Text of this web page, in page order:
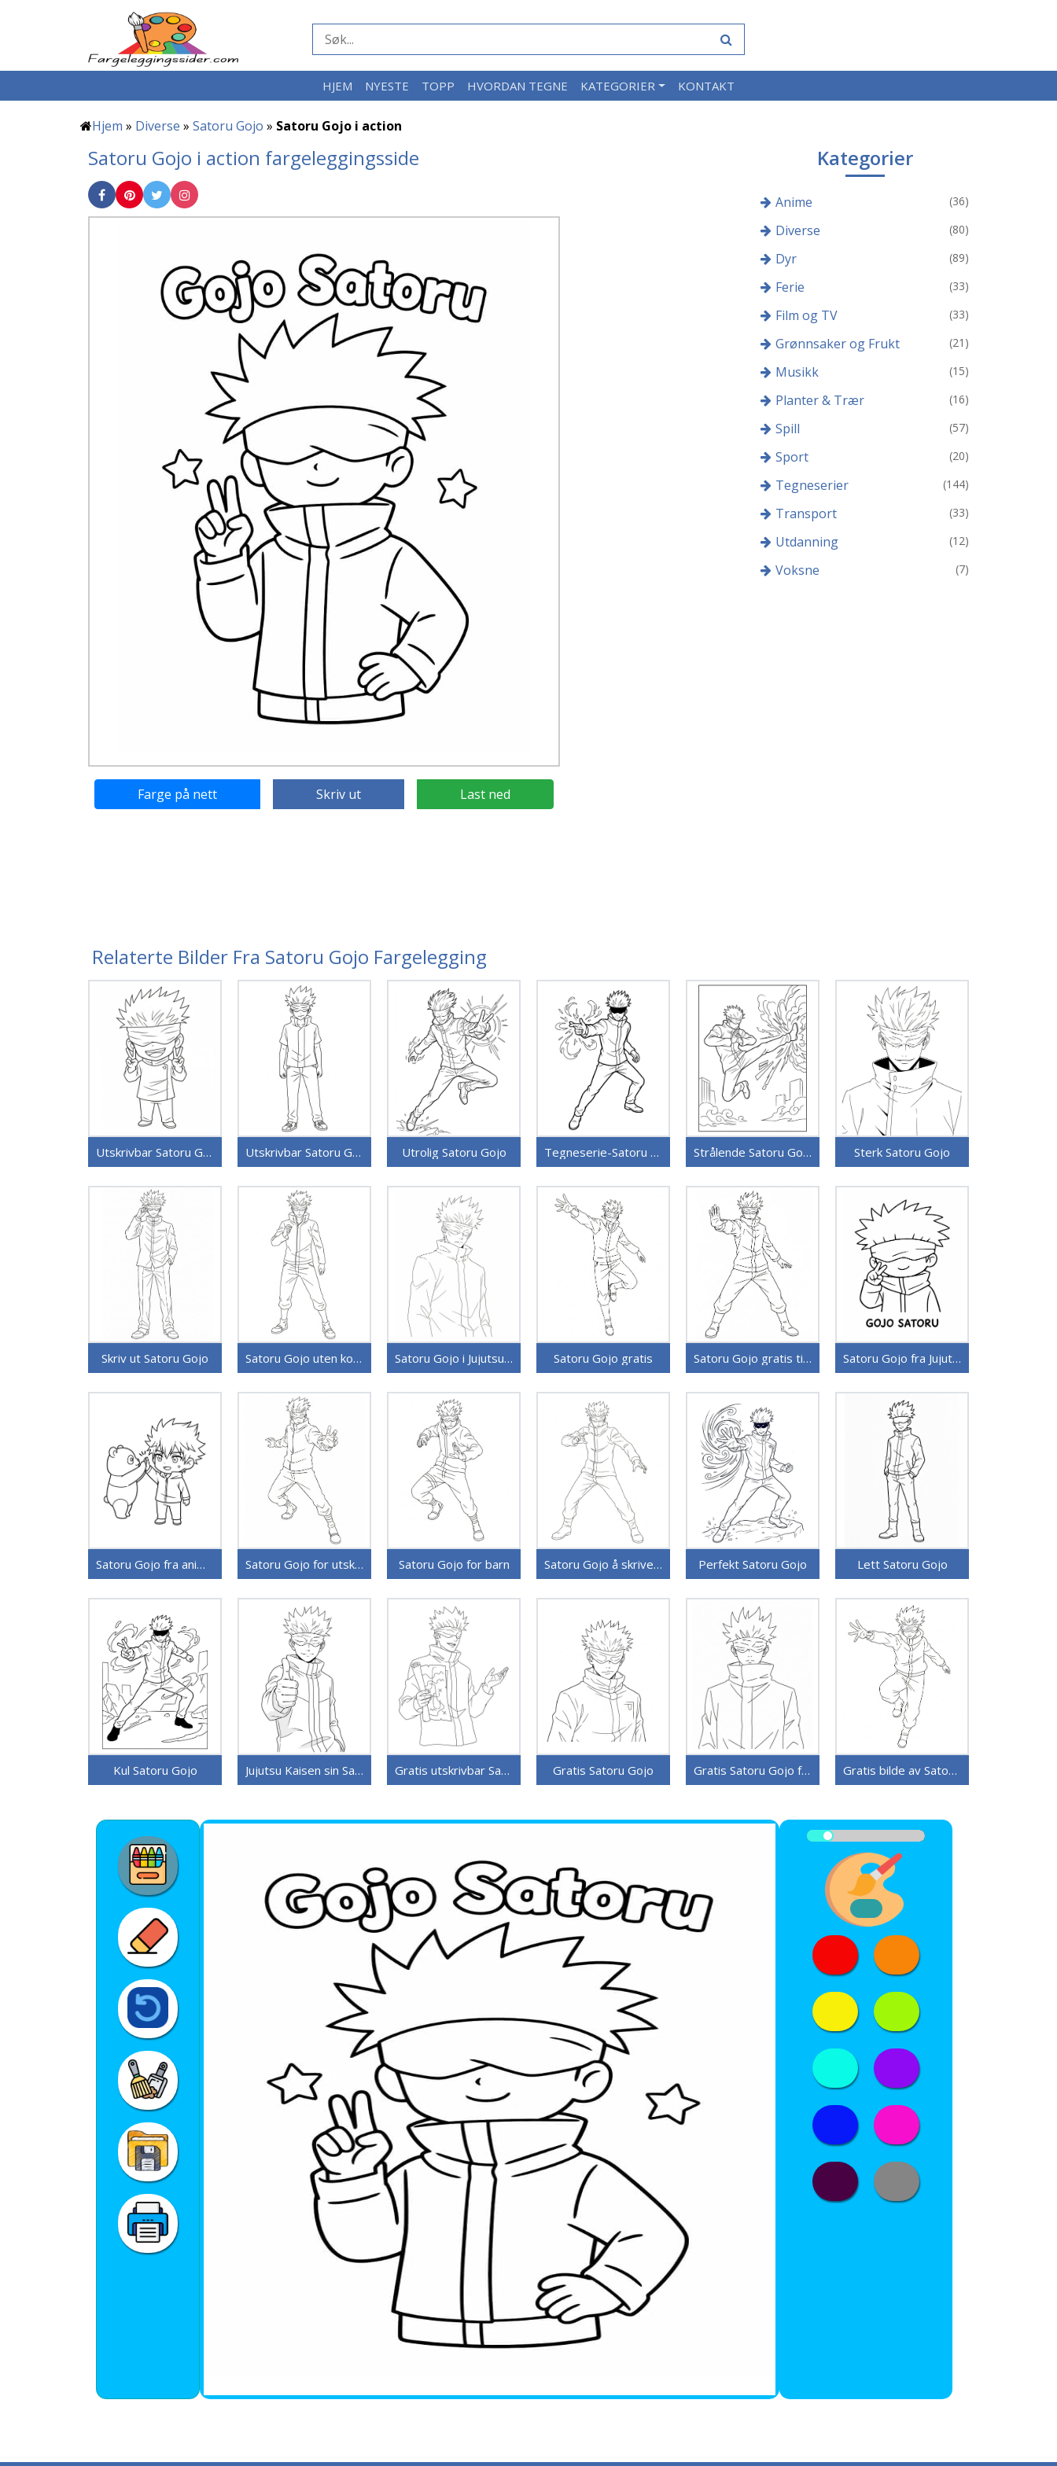
HJEM NYESTE TOPP HVORDAN TEGNE KATEGORIER KONTAKT
Hjem » Diverse » Satoru Gojo » Satoru Gojo i action
Satoru Gojo i action fargeleggingsside
Farge på nett Skriv ut Last ned
Kategorier
Anime (36)
Diverse (80)
Dyr (89)
Ferie (33)
Film og TV (33)
Grønnsaker og Frukt (21)
Musikk (15)
Planter & Trær (16)
Spill (57)
Sport (20)
Tegneserier (144)
Transport (33)
Utdanning (12)
Voksne (7)
Relaterte Bilder Fra Satoru Gojo Fargelegging
Utskrivbar Satoru Gojo Utskrivbar Satoru Gojo for barn Utrolig Satoru Gojo Tegneserie-Satoru Gojo Strålende Satoru Gojo Sterk Satoru Gojo
Skriv ut Satoru Gojo Satoru Gojo uten kostnad Satoru Gojo i Jujutsu Kaisen Satoru Gojo gratis Satoru Gojo gratis til utskrift Satoru Gojo fra Jujutsu Kaisen
Satoru Gojo fra animeen Jujutsu Kaisen Satoru Gojo for utskrift Satoru Gojo for barn Satoru Gojo å skrive ut Perfekt Satoru Gojo Lett Satoru Gojo
Kul Satoru Gojo Jujutsu Kaisen sin Satoru Gojo Gratis utskrivbar Satoru Gojo Gratis Satoru Gojo Gratis Satoru Gojo for barn Gratis bilde av Satoru Gojo